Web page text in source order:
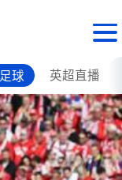
足球 英超直播